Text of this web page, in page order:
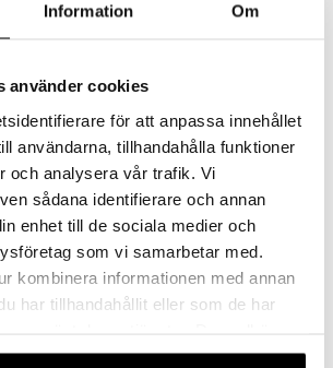
Information Om
använder cookies
för att anpassa innehållet
användarna, tillhandahålla funktioner
och analysera vår trafik. Vi
sådana identifierare och annan
enhet till de sociala medier och
som vi samarbetar med.
kombinera informationen med annan
har tillhandahållit eller som de har
användande av vår webbplats.
Produkttekst kommer i løpet av kort tid
Sportdryck